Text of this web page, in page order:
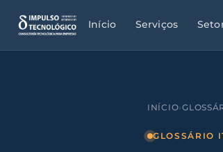
Início Serviços
INÍCIO›
GLOSSÁRIO